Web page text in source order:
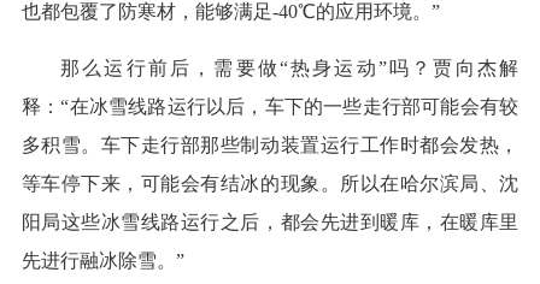
也都包覆了防寒材，能够满足-40℃的应用环境。”
那么运行前后，需要做“热身运动”吗？贾向杰解
释：“在冰雪线路运行以后，车下的一些走行部可能会有较
多积雪。车下走行部那些制动装置运行工作时都会发热，
等车停下来，可能会有结冰的现象。所以在哈尔滨局、沈
阳局这些冰雪线路运行之后，都会先进到暖库，在暖库里
先进行融冰除雪。”